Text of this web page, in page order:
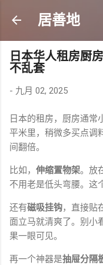
居善地
日本华人租房厨
不乱套
- 九月 02, 2025
日本的租房，厨房通常
平米里，稍微多买点调
间翻倍。
比如， 伸缩置物架。放
不用老是低头弯腰。这
还有磁吸挂钩，直接贴
面立马就清爽了。别小
果一眼可见。
再一个神器是抽屉分隔